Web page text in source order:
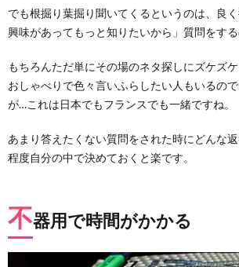
でも根掘り葉掘り聞いてくるというのは、良
興味があってもっと知りたいから」質問をする
もちろんただ単にその場のネタ探しにズケズケ
おしゃべりで色々言いふらしたい人もいるの
が…これは日本でもフランスでも一緒ですね。
あまり答えたくない質問をされた時にどんな
程度自分の中で決めておくと楽です。
不器用で時間がかかる